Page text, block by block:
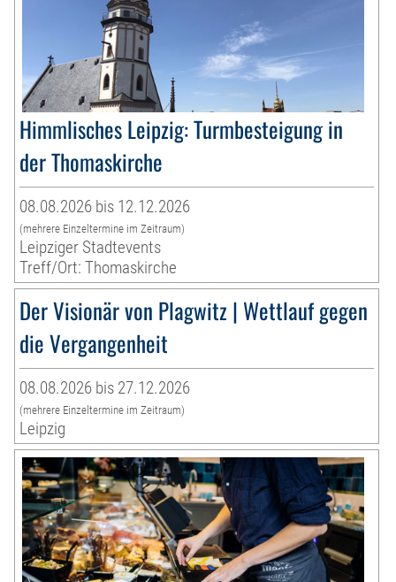
Himmlisches Leipzig: Turmbesteigung in
der Thomaskirche
08.08.2026 bis 12.12.2026
(mehrere Einzeltermine im Zeitraum)
Leipziger Stadtevents
Treff/Ort: Thomaskirche
Der Visionär von Plagwitz | Wettlauf gegen
die Vergangenheit
08.08.2026 bis 27.12.2026
(mehrere Einzeltermine im Zeitraum)
Leipzig